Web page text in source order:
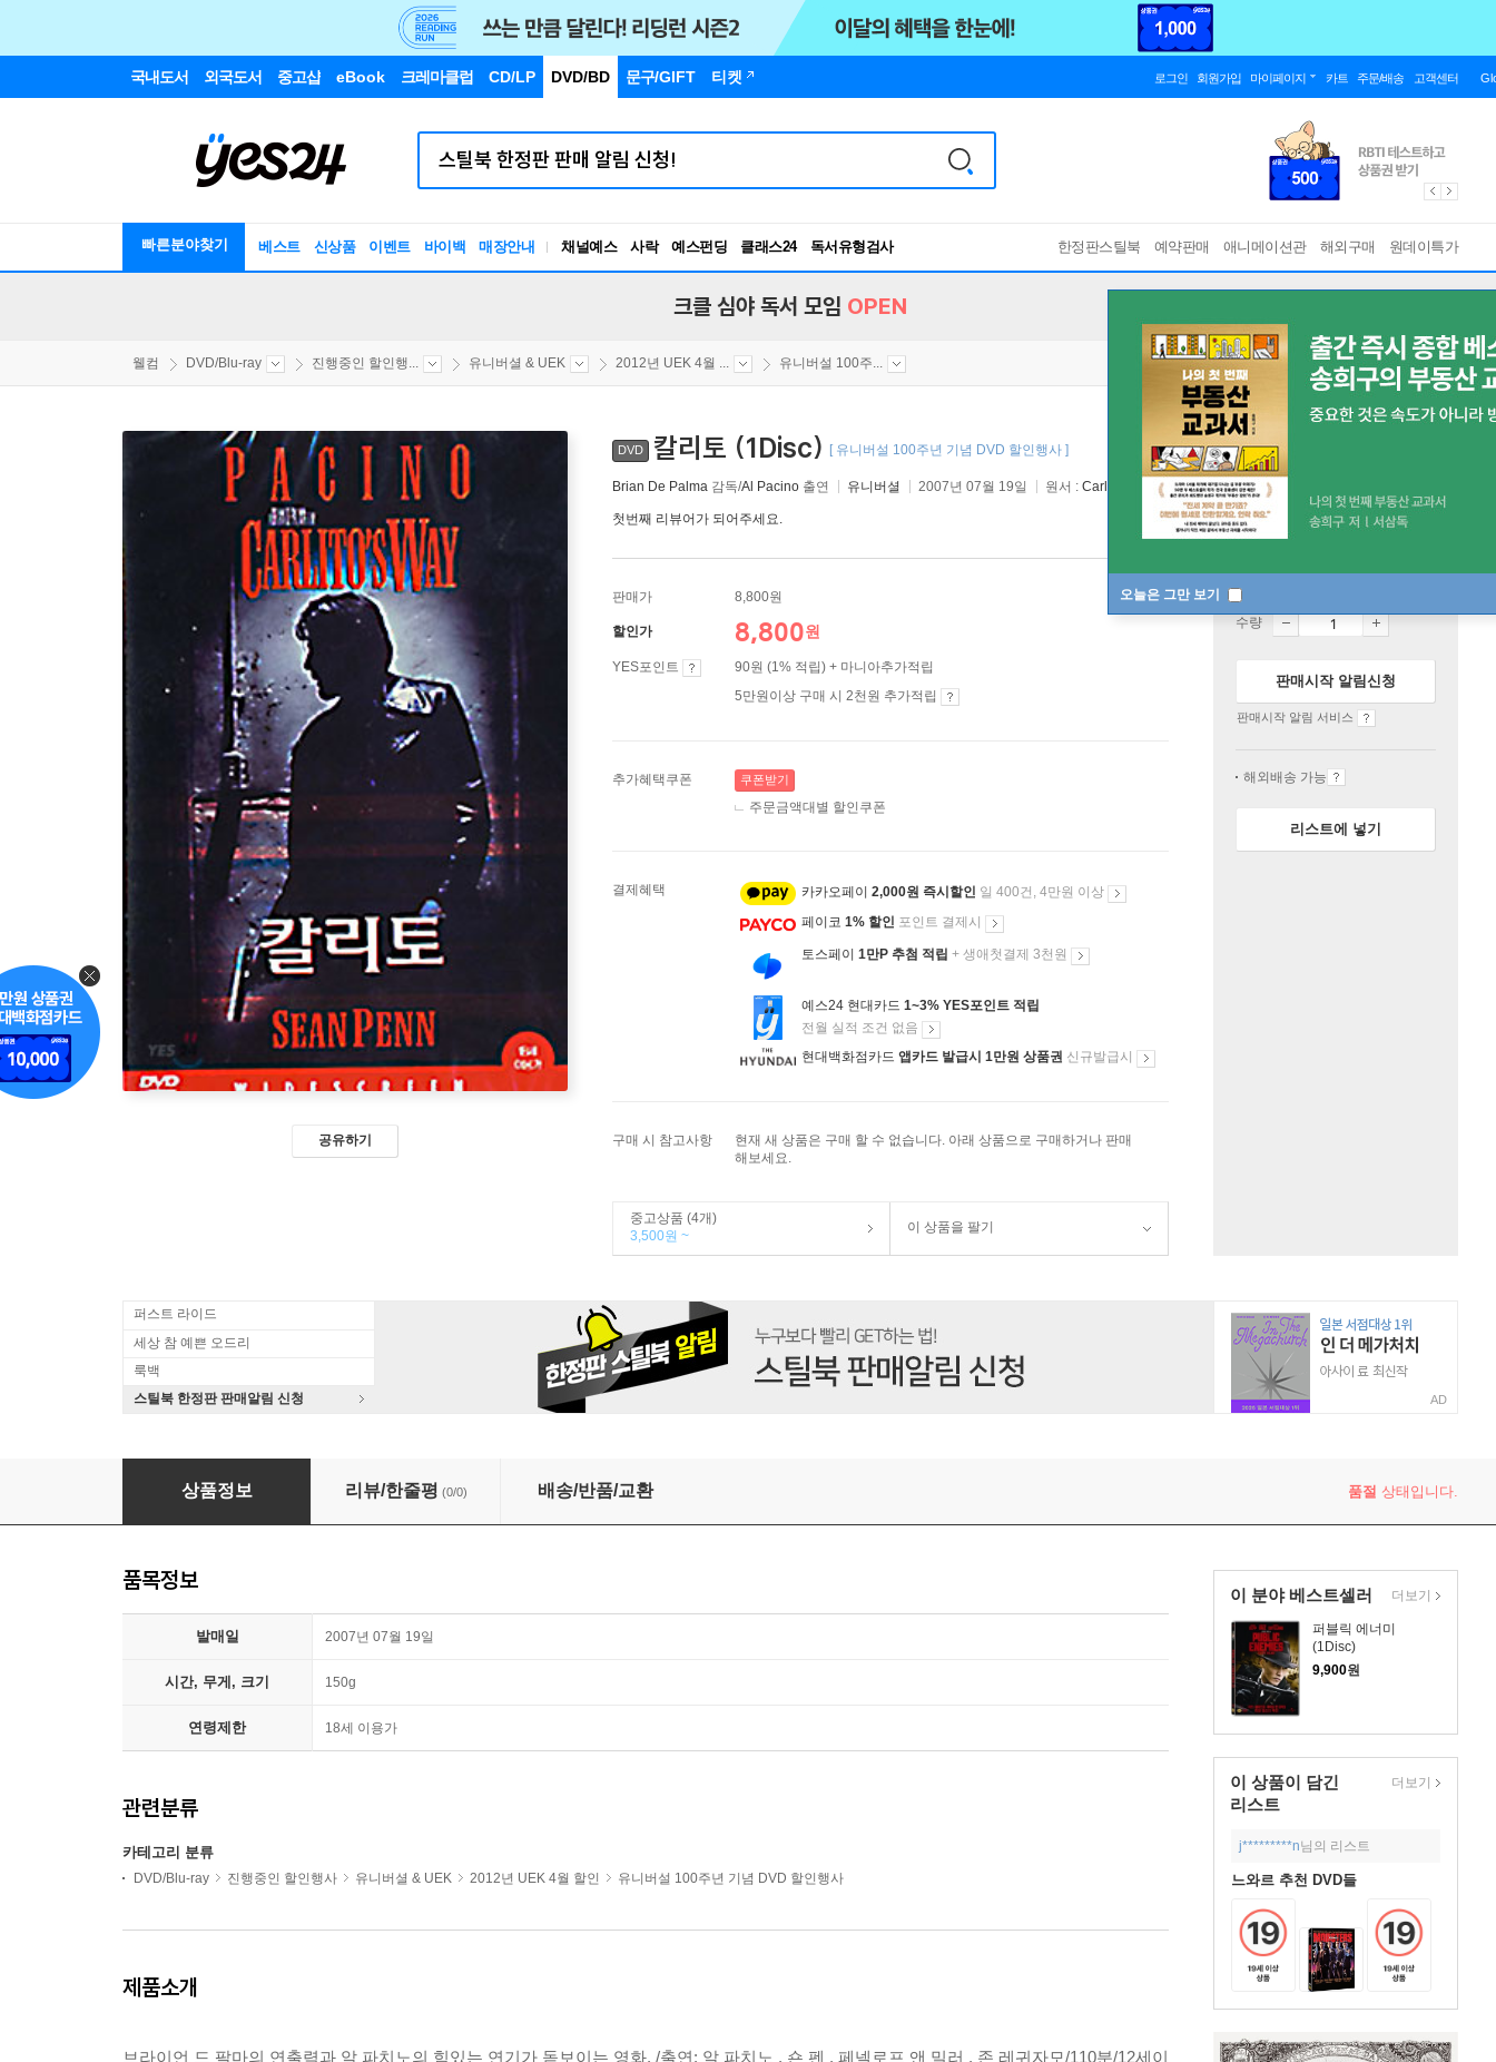
국내도서 외국도서 중고샵 eBook 크레마클럽 CD/LP DVD/BD 문구/GIFT 티켓 로그인 회원가입 마이페이지 카트 주문/배송 고객센터
빠른분야찾기 베스트 신상품 이벤트 바이백 매장안내 채널예스 사락 예스펀딩 클래스24
독서유형검사
RBTI Lab
한정판스틸북 예약판매 애니메이션관 해외구매 원데이특가
오늘은 그만 보기
크클 심야 독서 모임 OPEN
웰컴 DVD/Blu-ray 진행중인 할인행... 유니버셜 & UEK 2012년 UEK 4월 ... 유니버설 100주...
공유하기
DVD 칼리토 (1Disc) [ 유니버설 100주년 기념 DVD 할인행사 ]
Brian De Palma 감독/Al Pacino 출연 유니버셜 2007년 07월 19일 원서 : Carlito's Way
첫번째 리뷰어가 되어주세요.
판매가 8,800원
할인가 8,800원
YES포인트
90원 (1% 적립) + 마니아추가적립
5만원이상 구매 시 2천원 추가적립
추가혜택쿠폰 쿠폰받기
주문금액대별 할인쿠폰
결제혜택 카카오페이 2,000원 즉시할인 일 400건, 4만원 이상
페이코 1% 할인 포인트 결제시
토스페이 1만P 추첨 적립 + 생애첫결제 3천원
예스24 현대카드 1~3% YES포인트 적립
전월 실적 조건 없음
현대백화점카드 앱카드 발급시 1만원 상품권 신규발급시
구매 시 참고사항
현재 새 상품은 구매 할 수 없습니다. 아래 상품으로 구매하거나 판매
해보세요.
중고상품 (4개)
3,500원 ~
이 상품을 팔기
품절
수량
판매시작 알림신청
판매시작 알림 서비스
해외배송 가능
리스트에 넣기
퍼스트 라이드
세상 참 예쁜 오드리
룩백
스틸북 한정판 판매알림 신청
AD
칼리토 (1Disc)
상품정보 리뷰/한줄평 (0/0) 배송/반품/교환 품절 상태입니다.
이 분야 베스트셀러
퍼블릭 에너미
(1Disc)
9,900원
더보기
이 상품이 담긴
리스트
더보기
j*********n님의 리스트
느와르 추천 DVD들
품목정보
발매일 2007년 07월 19일
시간, 무게, 크기 150g
연령제한 18세 이용가
관련분류
카테고리 분류
DVD/Blu-ray 진행중인 할인행사 유니버셜 & UEK 2012년 UEK 4월 할인 유니버설 100주년 기념 DVD 할인행사
제품소개
브라이언 드 팔마의 연출력과 알 파치노의 힘있는 연기가 돋보이는 영화. /출연: 알 파치노 , 숀 펜 , 페넬로프 앤 밀러 , 존 레귀자모/110분/12세이